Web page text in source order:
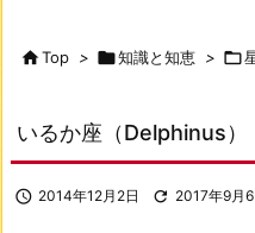
Top > 知識と知恵 > 
いるか座（Delphinus）
 2014年12月2日  2017年9月6